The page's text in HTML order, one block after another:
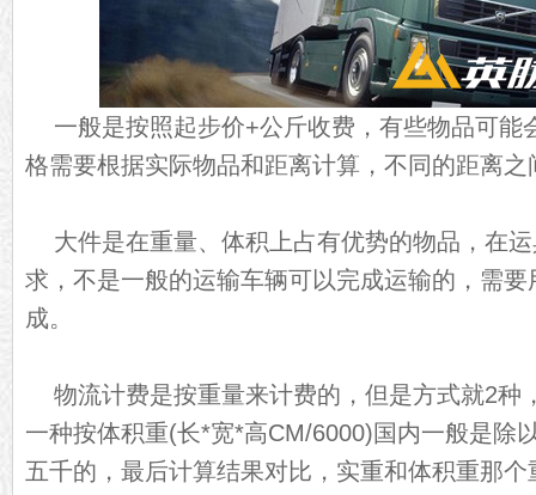
一般是按照起步价+公斤收费，有些物品可能
格需要根据实际物品和距离计算，不同的距离
大件是在重量、体积上占有优势的物品，在
求，不是一般的运输车辆可以完成运输的，需
成。
物流计费是按重量来计费的，但是方式就2种
一种按体积重(长*宽*高CM/6000)国内一般是除
五千的，最后计算结果对比，实重和体积重那